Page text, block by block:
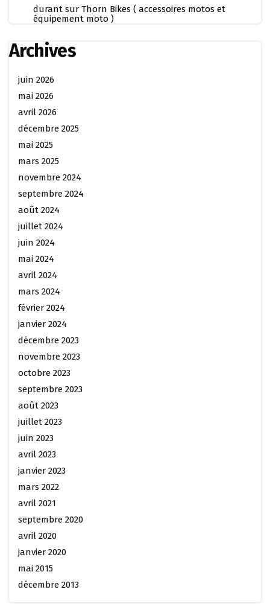
durant sur Thorn Bikes ( accessoires motos et
équipement moto )
Archives
juin 2026
mai 2026
avril 2026
décembre 2025
mai 2025
mars 2025
novembre 2024
septembre 2024
août 2024
juillet 2024
juin 2024
mai 2024
avril 2024
mars 2024
février 2024
janvier 2024
décembre 2023
novembre 2023
octobre 2023
septembre 2023
août 2023
juillet 2023
juin 2023
avril 2023
janvier 2023
mars 2022
avril 2021
septembre 2020
avril 2020
janvier 2020
mai 2015
décembre 2013